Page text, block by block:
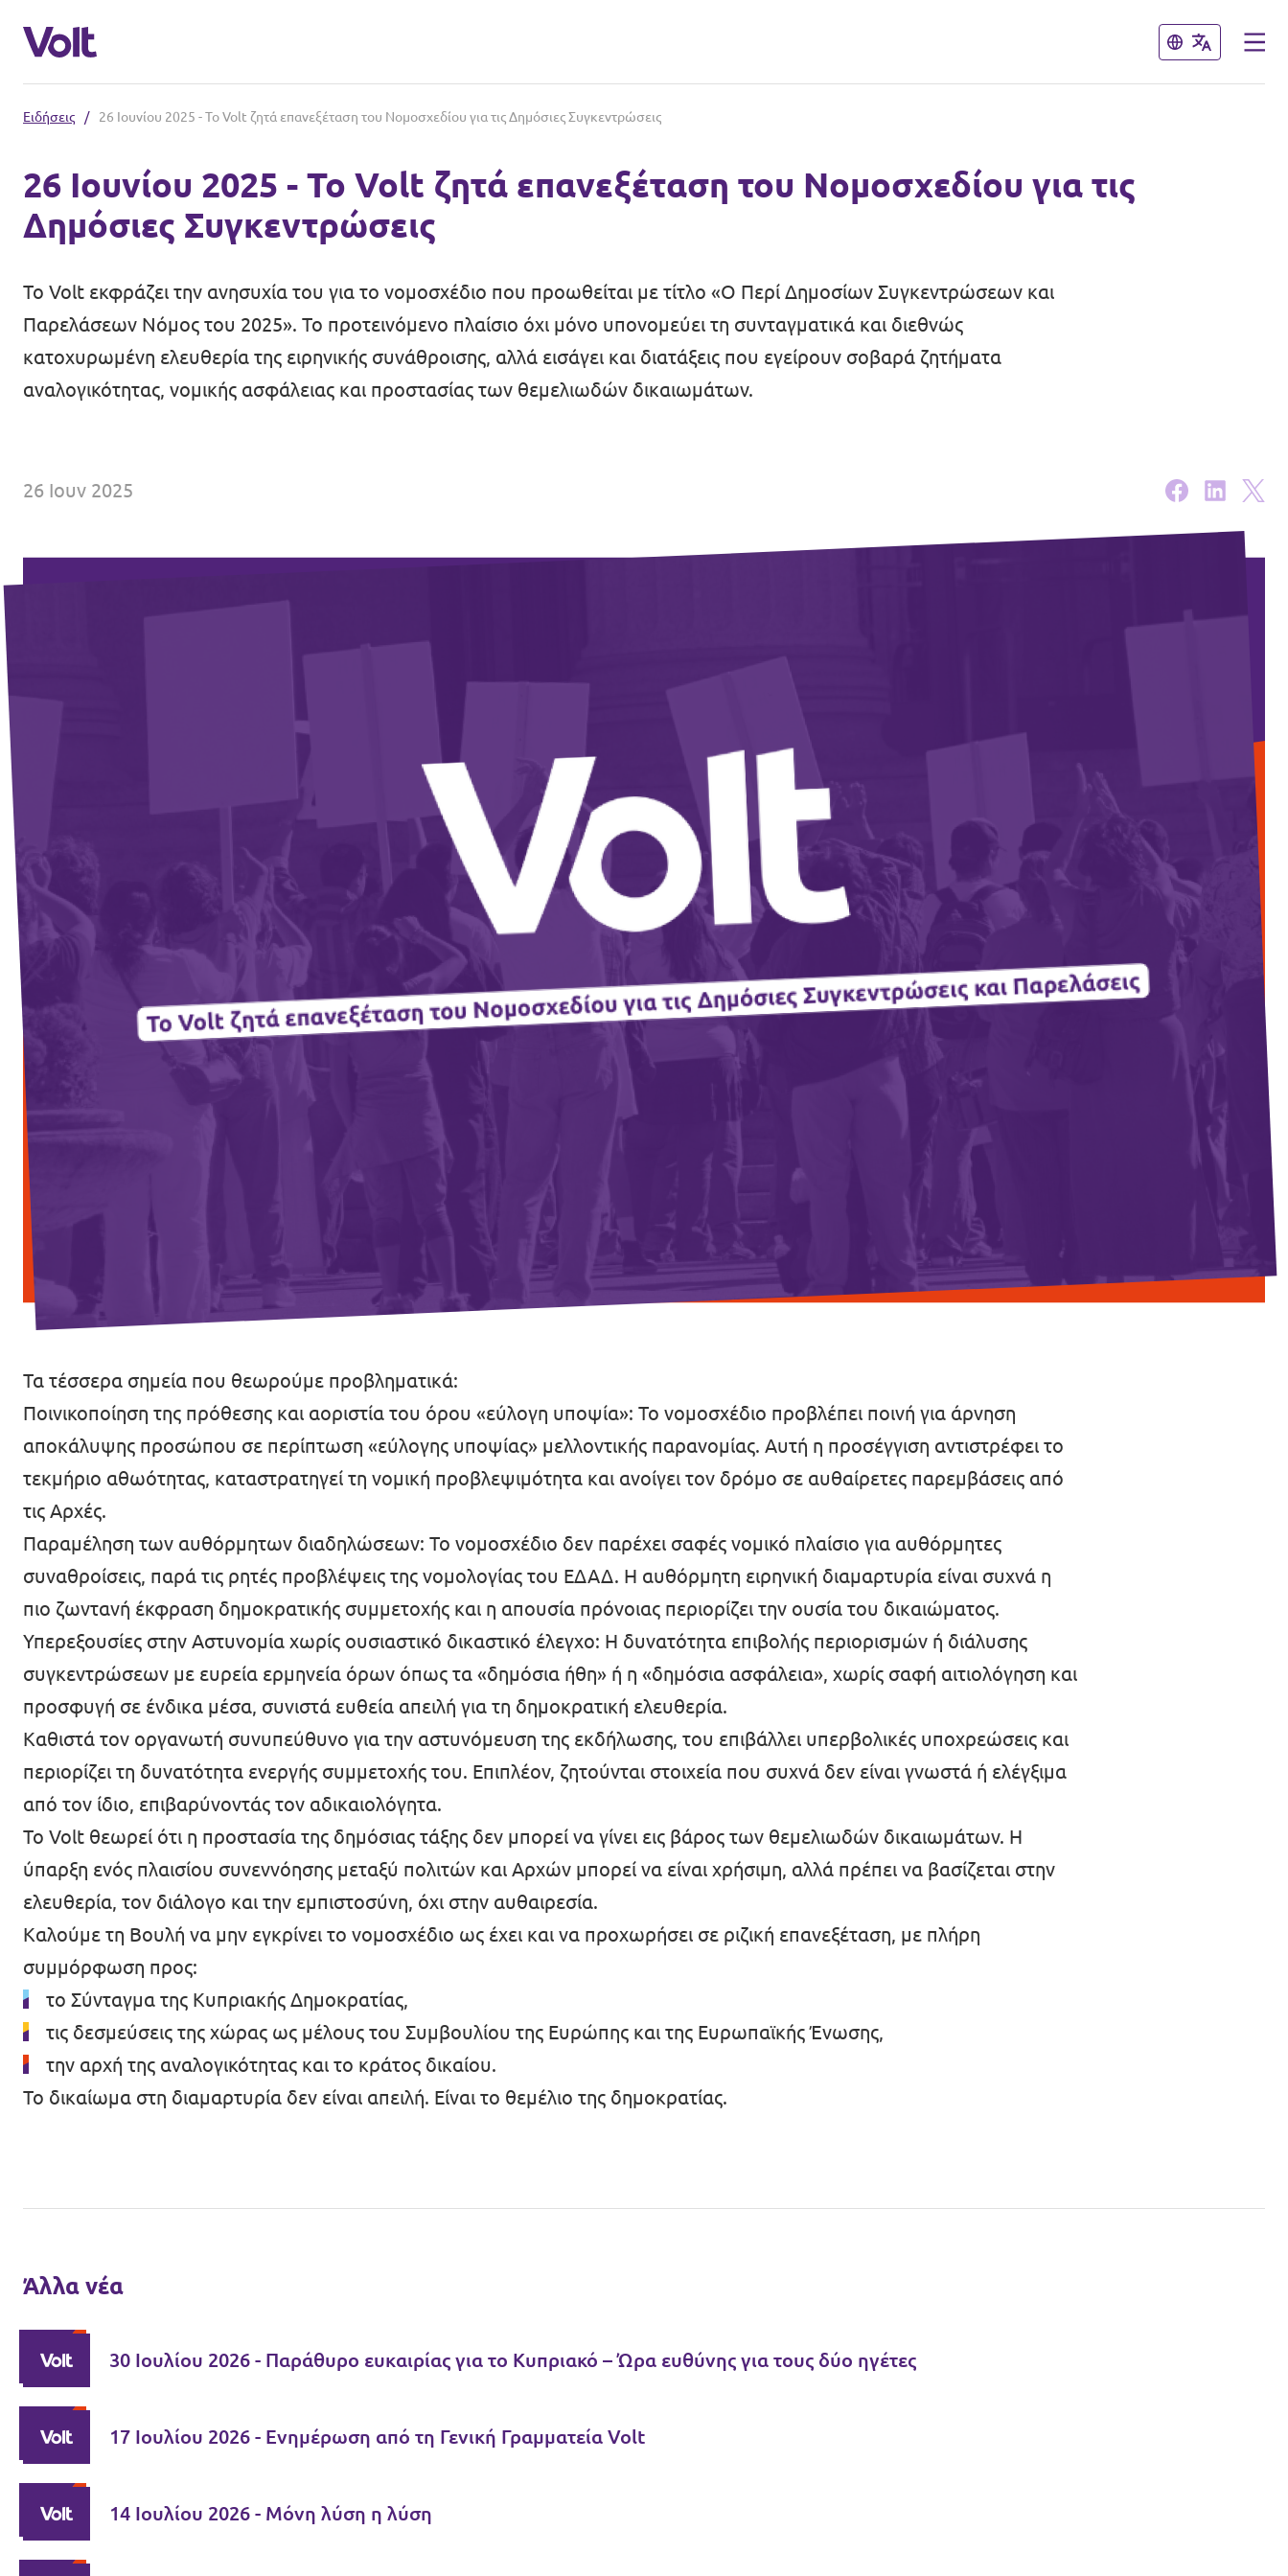
Κλείσιμο
Greek
Δείτε επίσης:
Ηλεκτρονικό Κατάστημα Volt
Κλείσιμο
Πολιτικές
Σχετικά με το Volt
Άνθρωποι
Ειδήσεις / 26 Ιουνίου 2025 - Το Volt ζητά επανεξέταση του Νομοσχεδίου για τις Δημόσιες Συγκεντρώσεις
26 Ιουνίου 2025 - Το Volt ζητά επανεξέταση του Νομοσχεδίου για τις
Δημόσιες Συγκεντρώσεις
Το Volt εκφράζει την ανησυχία του για το νομοσχέδιο που προωθείται με τίτλο «Ο Περί Δημοσίων Συγκεντρώσεων και
Παρελάσεων Νόμος του 2025». Το προτεινόμενο πλαίσιο όχι μόνο υπονομεύει τη συνταγματικά και διεθνώς
κατοχυρωμένη ελευθερία της ειρηνικής συνάθροισης, αλλά εισάγει και διατάξεις που εγείρουν σοβαρά ζητήματα
αναλογικότητας, νομικής ασφάλειας και προστασίας των θεμελιωδών δικαιωμάτων.
26 Ιουν 2025
Τα τέσσερα σημεία που θεωρούμε προβληματικά:
Ποινικοποίηση της πρόθεσης και αοριστία του όρου «εύλογη υποψία»: Το νομοσχέδιο προβλέπει ποινή για άρνηση
αποκάλυψης προσώπου σε περίπτωση «εύλογης υποψίας» μελλοντικής παρανομίας. Αυτή η προσέγγιση αντιστρέφει το
τεκμήριο αθωότητας, καταστρατηγεί τη νομική προβλεψιμότητα και ανοίγει τον δρόμο σε αυθαίρετες παρεμβάσεις από
τις Αρχές.
Παραμέληση των αυθόρμητων διαδηλώσεων: Το νομοσχέδιο δεν παρέχει σαφές νομικό πλαίσιο για αυθόρμητες
συναθροίσεις, παρά τις ρητές προβλέψεις της νομολογίας του ΕΔΑΔ. Η αυθόρμητη ειρηνική διαμαρτυρία είναι συχνά η
πιο ζωντανή έκφραση δημοκρατικής συμμετοχής και η απουσία πρόνοιας περιορίζει την ουσία του δικαιώματος.
Υπερεξουσίες στην Αστυνομία χωρίς ουσιαστικό δικαστικό έλεγχο: Η δυνατότητα επιβολής περιορισμών ή διάλυσης
συγκεντρώσεων με ευρεία ερμηνεία όρων όπως τα «δημόσια ήθη» ή η «δημόσια ασφάλεια», χωρίς σαφή αιτιολόγηση και
προσφυγή σε ένδικα μέσα, συνιστά ευθεία απειλή για τη δημοκρατική ελευθερία.
Καθιστά τον οργανωτή συνυπεύθυνο για την αστυνόμευση της εκδήλωσης, του επιβάλλει υπερβολικές υποχρεώσεις και
περιορίζει τη δυνατότητα ενεργής συμμετοχής του. Επιπλέον, ζητούνται στοιχεία που συχνά δεν είναι γνωστά ή ελέγξιμα
από τον ίδιο, επιβαρύνοντάς τον αδικαιολόγητα.
Το Volt θεωρεί ότι η προστασία της δημόσιας τάξης δεν μπορεί να γίνει εις βάρος των θεμελιωδών δικαιωμάτων. Η
ύπαρξη ενός πλαισίου συνεννόησης μεταξύ πολιτών και Αρχών μπορεί να είναι χρήσιμη, αλλά πρέπει να βασίζεται στην
ελευθερία, τον διάλογο και την εμπιστοσύνη, όχι στην αυθαιρεσία.
Καλούμε τη Βουλή να μην εγκρίνει το νομοσχέδιο ως έχει και να προχωρήσει σε ριζική επανεξέταση, με πλήρη
συμμόρφωση προς:
το Σύνταγμα της Κυπριακής Δημοκρατίας,
τις δεσμεύσεις της χώρας ως μέλους του Συμβουλίου της Ευρώπης και της Ευρωπαϊκής Ένωσης,
την αρχή της αναλογικότητας και το κράτος δικαίου.
Το δικαίωμα στη διαμαρτυρία δεν είναι απειλή. Είναι το θεμέλιο της δημοκρατίας.
Άλλα νέα
30 Ιουλίου 2026 - Παράθυρο ευκαιρίας για το Κυπριακό – Ώρα ευθύνης για τους δύο ηγέτες
17 Ιουλίου 2026 - Ενημέρωση από τη Γενική Γραμματεία Volt
14 Ιουλίου 2026 - Μόνη λύση η λύση